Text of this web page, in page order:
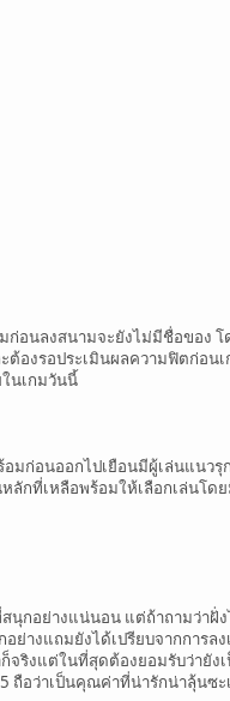
อนลงสนามจะยังไม่มีชื่อของ
องรอประเมินผลความฟิตก่อน
นเกมวันนี้
อนออกไปเยือนมีผู้เล่นแนวรุ
กที่เหลือพร้อมให้เลือกเล่นโด
กอย่างแน่นอน แต่ถ้าถามว่าฝั่ง
ย่างแถมยังได้เปรียบจากการล
ริงแต่ในที่สุดต้องยอมรับว่ายัง
ถือว่าเป็นคุณค่าที่น่ารักน่าลุ้นซะ